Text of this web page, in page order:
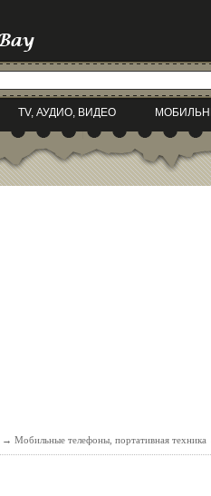
TV, АУДИО, ВИДЕО
→ Мобильные телефоны, портативная техника